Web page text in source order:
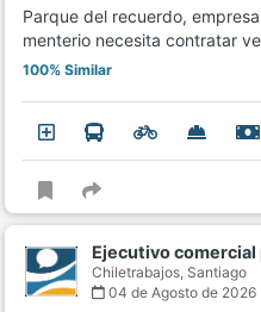
Parque del recuerdo,
menterio necesita contratar
100% Similar
Ejecutivo
Chiletrabajos, Santiago
04 de Agosto de 2026